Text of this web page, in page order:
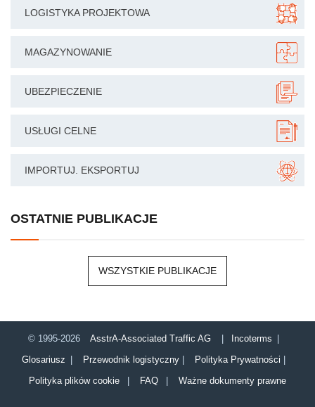
LOGISTYKA PROJEKTOWA
MAGAZYNOWANIE
UBEZPIECZENIE
USŁUGI CELNE
IMPORTUJ. EKSPORTUJ
OSTATNIE PUBLIKACJE
WSZYSTKIE PUBLIKACJE
© 1995-2026 AsstrA-Associated Traffic AG | Incoterms |
Glosariusz | Przewodnik logistyczny | Polityka Prywatności |
Polityka plików cookie | FAQ | Ważne dokumenty prawne